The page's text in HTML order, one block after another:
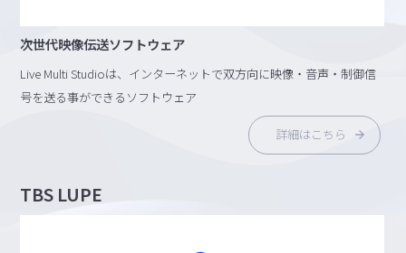
次世代映像伝送ソフトウェア
Live Multi Studioは、インターネットで双方向に映像・音声・制御信
号を送る事ができるソフトウェア
詳細はこちら
TBS LUPE